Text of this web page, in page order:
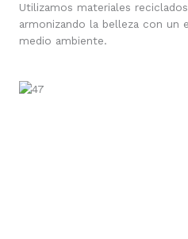
Utilizamos materiales
armonizando la belleza con un
medio ambiente.